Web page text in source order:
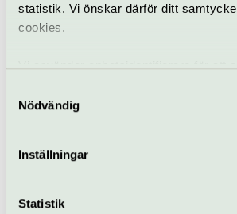
statistik. Vi önskar därför ditt
cookies.
Vi använder enhetsidentifierare för att
samt tillhandahålla funktioner för
vidarebefordrar även sådana
information från din enhet till de
annons- och analysföretag som vi
information som du har tillhandahållit
Nödvändig
Inställningar
Statistik
Klassiskt Konsert
21 oktober
Berwaldhallen
Klassiskt
Balett i